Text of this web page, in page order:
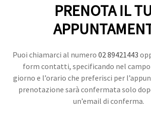
PRENOTA IL
Puoi chiamarci al numero 02 89421443
form contatti, specificando nel
giorno e l’orario che preferisci per
prenotazione sarà confermata solo
un’email di conferma.